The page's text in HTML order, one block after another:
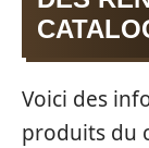
Voici des
produits du